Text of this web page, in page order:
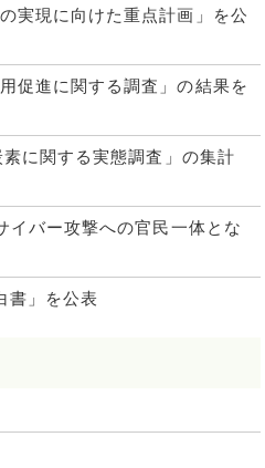
実現に向けた重点計画」を公
促進に関する調査」の結果を
素に関する実態調査」の集計
バー攻撃への官民一体とな
書」を公表